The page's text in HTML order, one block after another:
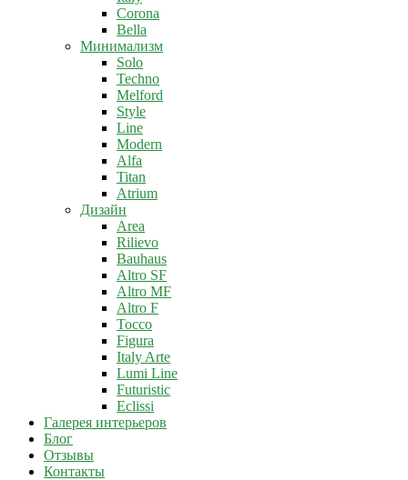
Corona
Bella
Минимализм
Solo
Techno
Melford
Style
Line
Modern
Alfa
Titan
Atrium
Дизайн
Area
Rilievo
Bauhaus
Altro SF
Altro MF
Altro F
Tocco
Figura
Italy Arte
Lumi Line
Futuristic
Eclissi
Галерея интерьеров
Блог
Отзывы
Контакты